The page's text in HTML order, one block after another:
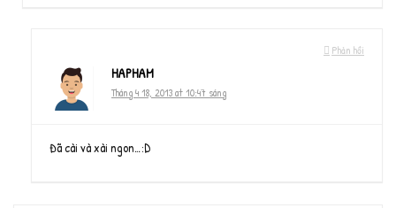
Phản hồi
HAPHAM
Tháng 4 18, 2013 at 10:47 sáng
Đã cài và xài ngon…:D